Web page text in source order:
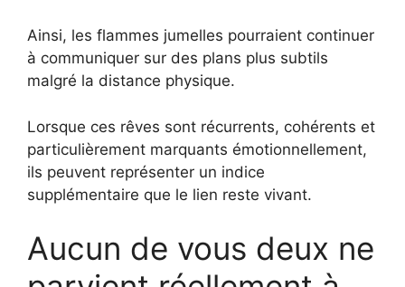
Ainsi, les flammes jumelles pourraient continuer
à communiquer sur des plans plus subtils
malgré la distance physique.
Lorsque ces rêves sont récurrents, cohérents et
particulièrement marquants émotionnellement,
ils peuvent représenter un indice
supplémentaire que le lien reste vivant.
Aucun de vous deux ne